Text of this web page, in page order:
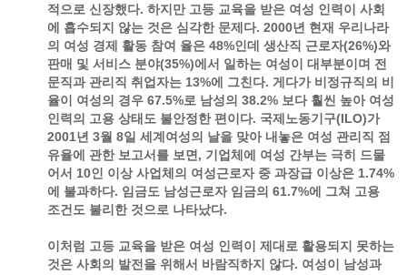
적으로 신장했다. 하지만 고등 교육을 받은 여성 인력이 사회
에 흡수되지 않는 것은 심각한 문제다. 2000년 현재 우리나라
의 여성 경제 활동 참여 율은 48%인데 생산직 근로자(26%)와
판매 및 서비스 분야(35%)에서 일하는 여성이 대부분이며 전
문직과 관리직 취업자는 13%에 그친다. 게다가 비정규직의 비
율이 여성의 경우 67.5%로 남성의 38.2% 보다 훨씬 높아 여성
인력의 고용 상태도 불안정한 편이다. 국제노동기구(ILO)가
2001년 3월 8일 세계여성의 날을 맞아 내놓은 여성 관리직 점
유율에 관한 보고서를 보면, 기업체에 여성 간부는 극히 드물
어서 10인 이상 사업체의 여성근로자 중 과장급 이상은 1.74%
에 불과하다. 임금도 남성근로자 임금의 61.7%에 그쳐 고용
조건도 불리한 것으로 나타났다.
이처럼 고등 교육을 받은 여성 인력이 제대로 활용되지 못하는
것은 사회의 발전을 위해서 바람직하지 않다. 여성이 남성과